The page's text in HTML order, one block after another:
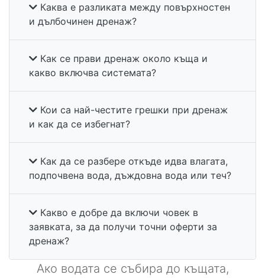
Каква е разликата между повърхностен
и дълбочинен дренаж?
Как се прави дренаж около къща и
какво включва системата?
Кои са най-честите грешки при дренаж
и как да се избегнат?
Как да се разбере откъде идва влагата,
подпочвена вода, дъждовна вода или теч?
Какво е добре да включи човек в
заявката, за да получи точни оферти за
дренаж?
Ако водата се събира до къщата,